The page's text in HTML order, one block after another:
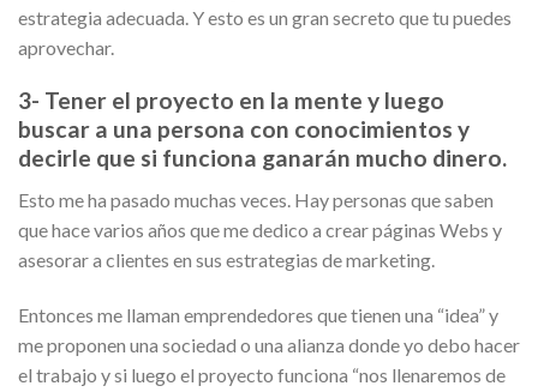
estrategia adecuada. Y esto es un gran secreto que tu puedes
aprovechar.
3- Tener el proyecto en la mente y luego
buscar a una persona con conocimientos y
decirle que si funciona ganarán mucho dinero.
Esto me ha pasado muchas veces. Hay personas que saben
que hace varios años que me dedico a crear páginas Webs y
asesorar a clientes en sus estrategias de marketing.
Entonces me llaman emprendedores que tienen una “idea” y
me proponen una sociedad o una alianza donde yo debo hacer
el trabajo y si luego el proyecto funciona “nos llenaremos de